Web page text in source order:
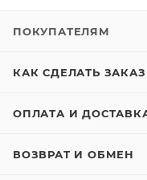
ПОКУПАТЕЛЯМ
КАК СДЕЛАТЬ ЗАКАЗ
ОПЛАТА И
ВОЗВРАТ И ОБМЕН